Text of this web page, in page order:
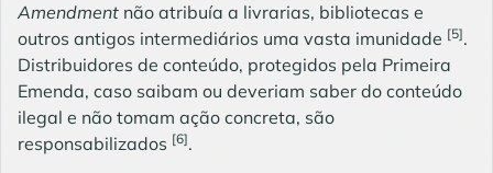
Amendment não atribuía a livrarias, bibliotecas e
outros antigos intermediários uma vasta imunidade [5].
Distribuidores de conteúdo, protegidos pela Primeira
Emenda, caso saibam ou deveriam saber do conteúdo
ilegal e não tomam ação concreta, são
responsabilizados [6].